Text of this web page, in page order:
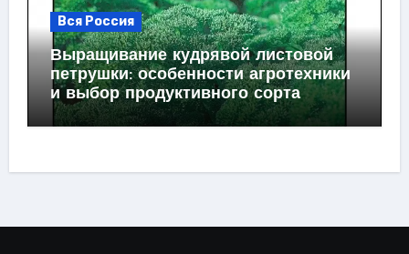
Вся Россия
Выращивание кудрявой листовой
петрушки: особенности агротехники
и выбор продуктивного сорта